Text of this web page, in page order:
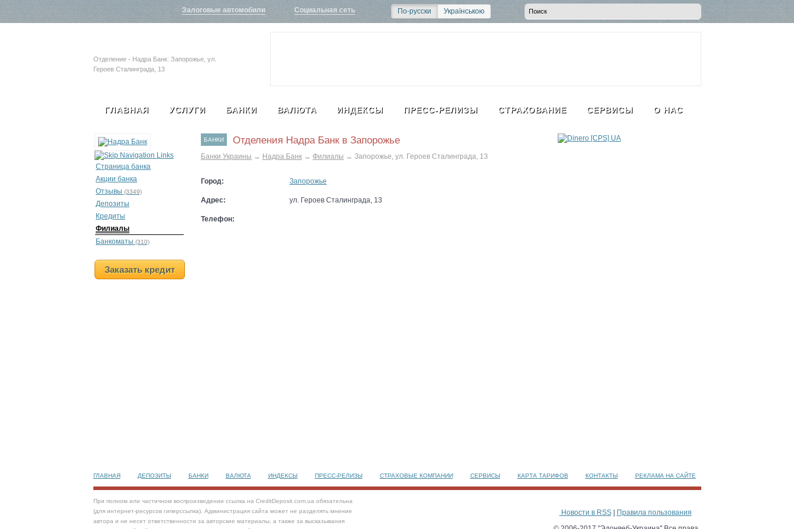
Залоговые автомобили Социальная сеть По-русски Українською
Отделение - Надра Банк: Запорожье, ул.
Героев Сталинграда, 13
ГЛАВНАЯ УСЛУГИ БАНКИ ВАЛЮТА ИНДЕКСЫ ПРЕСС-РЕЛИЗЫ СТРАХОВАНИЕ СЕРВИСЫ О НАС
Страница банка
Акции банка
Отзывы (3349)
Депозиты
Кредиты
Филиалы
Банкоматы (310)
Заказать кредит
БАНКИ Отделения Надра Банк в Запорожье
Банки Украины → Надра Банк → Филиалы → Запорожье, ул. Героев Сталинграда, 13
Город: Запорожье
Адрес: ул. Героев Сталинграда, 13
Телефон:
ГЛАВНАЯ ДЕПОЗИТЫ БАНКИ ВАЛЮТА ИНДЕКСЫ ПРЕСС-РЕЛИЗЫ СТРАХОВЫЕ КОМПАНИИ СЕРВИСЫ КАРТА ТАРИФОВ КОНТАКТЫ РЕКЛАМА НА САЙТЕ
При полном или частичном воспроизведении ссылка на CreditDeposit.com.ua обязательна
(для интернет-ресурсов гиперссылка). Администрация сайта может не разделять мнение
автора и не несет ответственности за авторские материалы, а также за высказывания
Новости в RSS|
Правила пользования